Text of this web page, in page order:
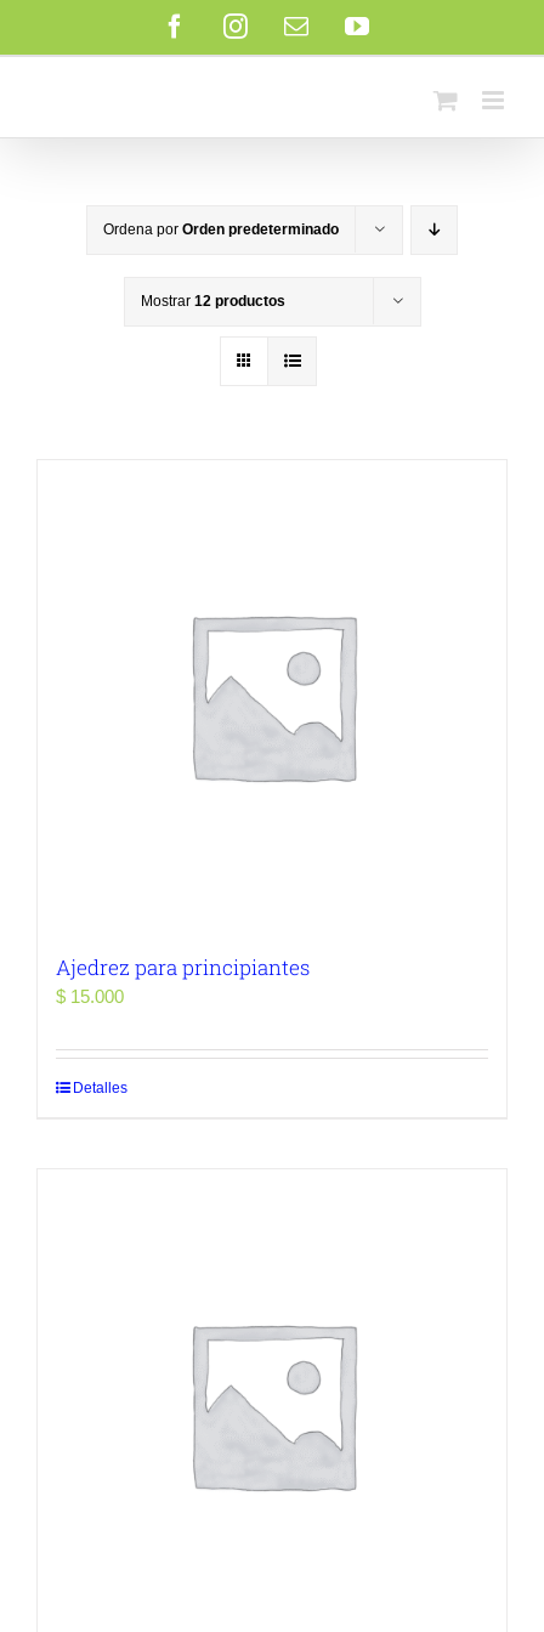
FacebookInstagram
Correo
electrónico
YouTube
Ordena por Orden predeterminado
Mostrar 12 productos
Ajedrez para principiantes
$ 15.000
Detalles